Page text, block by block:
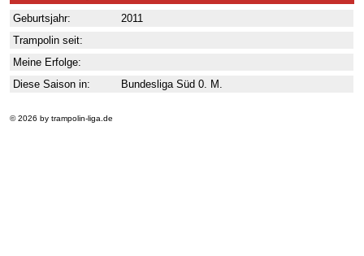
Geburtsjahr:
2011
Trampolin seit:
Meine Erfolge:
Diese Saison in:
Bundesliga Süd 0. M.
© 2026 by trampolin-liga.de